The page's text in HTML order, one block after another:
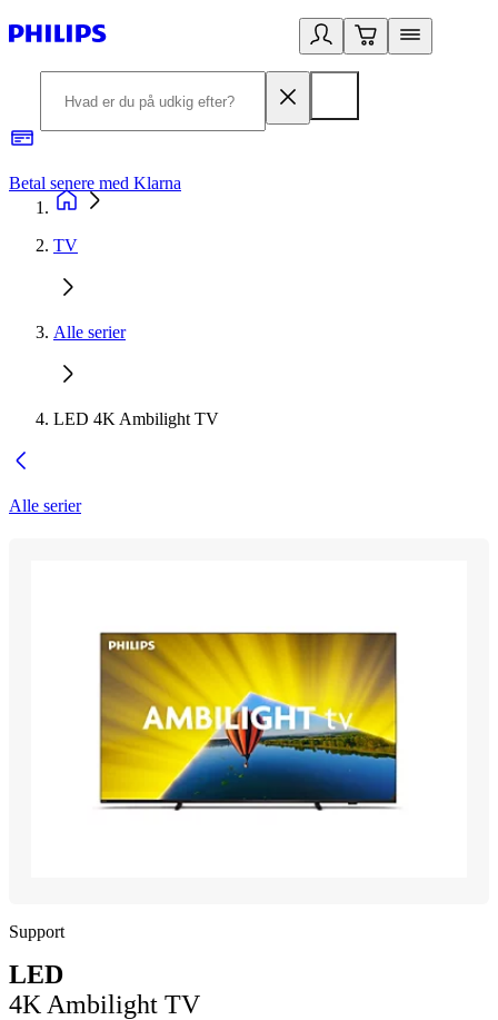
Betal senere med Klarna
TV
Alle serier
LED 4K Ambilight TV
Alle serier
Support
LED
4K Ambilight TV